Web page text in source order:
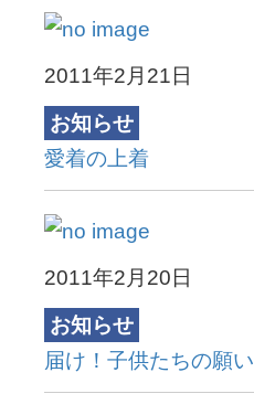
2011年2月21日
お知らせ
愛着の上着
2011年2月20日
お知らせ
届け！子供たちの願い